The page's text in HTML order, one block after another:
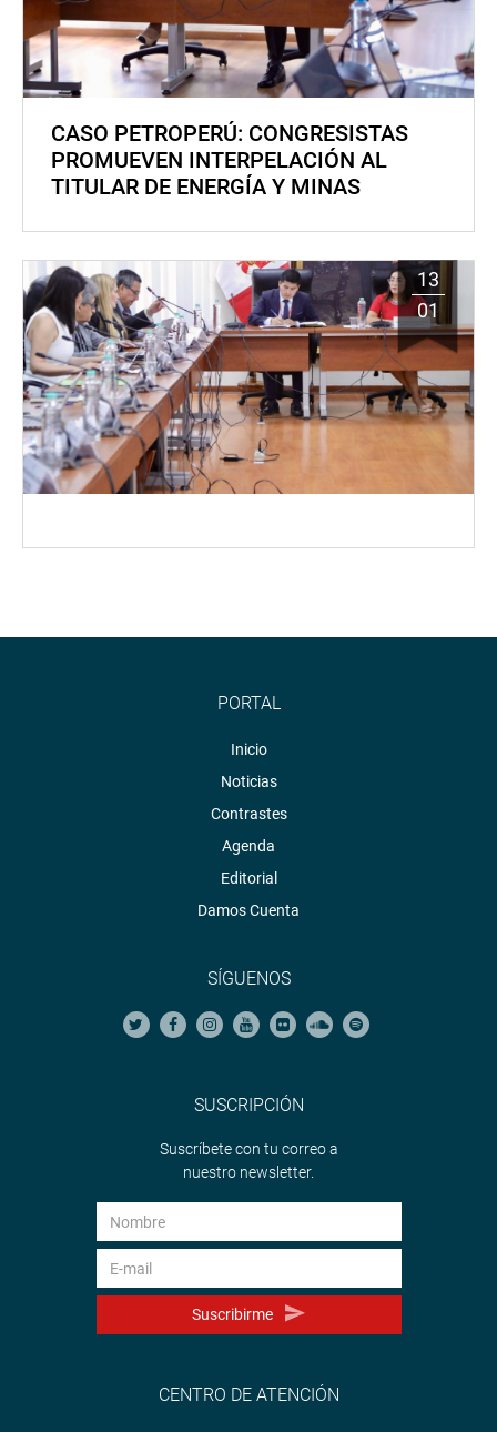
CASO PETROPERÚ: CONGRESISTAS
PROMUEVEN INTERPELACIÓN AL
TITULAR DE ENERGÍA Y MINAS
13
01
PORTAL
Inicio
Noticias
Contrastes
Agenda
Editorial
Damos Cuenta
SÍGUENOS
SUSCRIPCIÓN
Suscríbete con tu correo a
nuestro newsletter.
Suscribirme
CENTRO DE ATENCIÓN